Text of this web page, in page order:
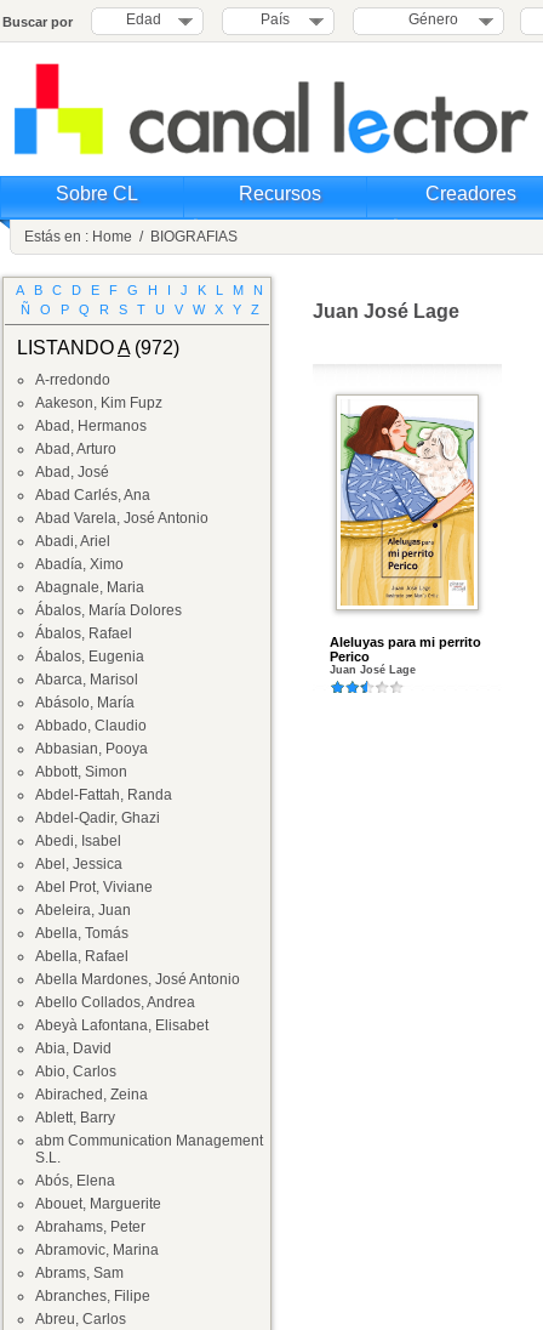
Buscar por Edad País Género
Sobre CL Recursos Creadores
Estás en : Home / BIOGRAFIAS
A B C D E F G H I J K L M
N
Ñ
O P Q R S T U V W X Y Z
LISTANDOA(972)
A-rredondo
Aakeson, Kim Fupz
Abad, Hermanos
Abad, Arturo
Abad, José
Abad Carlés, Ana
Abad Varela, José Antonio
Abadi, Ariel
Abadía, Ximo
Abagnale, Maria
Ábalos, María Dolores
Ábalos, Rafael
Ábalos, Eugenia
Abarca, Marisol
Abásolo, María
Abbado, Claudio
Abbasian, Pooya
Abbott, Simon
Abdel-Fattah, Randa
Abdel-Qadir, Ghazi
Abedi, Isabel
Abel, Jessica
Abel Prot, Viviane
Abeleira, Juan
Abella, Tomás
Abella, Rafael
Abella Mardones, José Antonio
Abello Collados, Andrea
Abeyà Lafontana, Elisabet
Abia, David
Abio, Carlos
Abirached, Zeina
Ablett, Barry
abm Communication Management
S.L.
Abós, Elena
Abouet, Marguerite
Abrahams, Peter
Abramovic, Marina
Abrams, Sam
Abranches, Filipe
Abreu, Carlos
Juan José Lage
Aleluyas para mi perrito
Perico
Juan José Lage